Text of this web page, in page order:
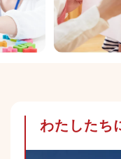
わたしたち